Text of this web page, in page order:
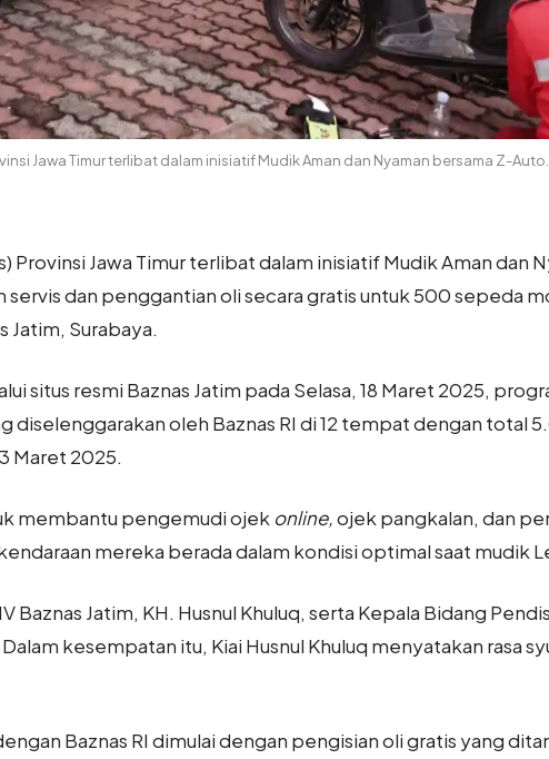
Jawa Timur terlibat dalam inisiatif Mudik Aman dan Nyaman bersama Z-
Provinsi Jawa Timur terlibat dalam inisiatif Mudik Aman dan
servis dan penggantian oli secara gratis untuk 500 sepeda
Jatim, Surabaya.
situs resmi Baznas Jatim pada Selasa, 18 Maret 2025,
diselenggarakan oleh Baznas RI di 12 tempat dengan total
Maret 2025.
membantu pengemudi ojek online,ojek pangkalan, dan
mereka berada dalam kondisi optimal saat mudik
Baznas Jatim, KH. Husnul Khuluq, serta Kepala Bidang
kesempatan itu, Kiai Husnul Khuluq menyatakan rasa
Baznas RI dimulai dengan pengisian oli gratis yang